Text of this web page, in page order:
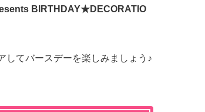
BIRTHDAY★DECORATIO
してバースデーを楽しみましょう♪